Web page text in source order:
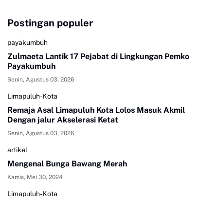
Postingan populer
payakumbuh
Zulmaeta Lantik 17 Pejabat di Lingkungan Pemko
Payakumbuh
Senin, Agustus 03, 2026
Limapuluh-Kota
Remaja Asal Limapuluh Kota Lolos Masuk Akmil
Dengan jalur Akselerasi Ketat
Senin, Agustus 03, 2026
artikel
Mengenal Bunga Bawang Merah
Kamis, Mei 30, 2024
Limapuluh-Kota